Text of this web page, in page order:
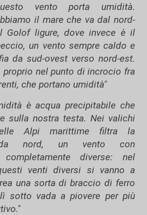
vento porta umidità.
il mare che va dal nord-
Golof ligure, dove invece è il
un vento sempre caldo e
da sud-ovest verso nord-est.
nel punto di incrocio fra
che portano umidità"
è acqua precipitabile che
sulla nostra testa. Nei valichi
Alpi marittime filtra la
da nord, un vento con
completamente diverse: nel
venti diversi si vanno a
una sorta di braccio di ferro
sotto vada a piovere per più